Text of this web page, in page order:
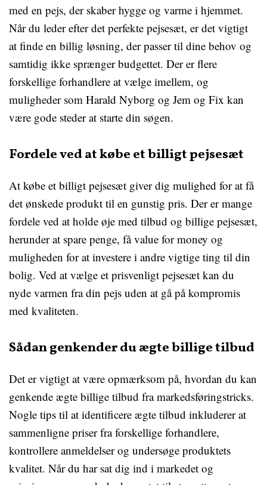
med en pejs, der skaber hygge og varme i hjemmet.
Når du leder efter det perfekte pejsesæt, er det vigtigt
at finde en billig løsning, der passer til dine behov og
samtidig ikke sprænger budgettet. Der er flere
forskellige forhandlere at vælge imellem, og
muligheder som Harald Nyborg og Jem og Fix kan
være gode steder at starte din søgen.
Fordele ved at købe et billigt pejsesæt
At købe et billigt pejsesæt giver dig mulighed for at få
det ønskede produkt til en gunstig pris. Der er mange
fordele ved at holde øje med tilbud og billige pejsesæt,
herunder at spare penge, få value for money og
muligheden for at investere i andre vigtige ting til din
bolig. Ved at vælge et prisvenligt pejsesæt kan du
nyde varmen fra din pejs uden at gå på kompromis
med kvaliteten.
Sådan genkender du ægte billige tilbud
Det er vigtigt at være opmærksom på, hvordan du kan
genkende ægte billige tilbud fra markedsføringstricks.
Nogle tips til at identificere ægte tilbud inkluderer at
sammenligne priser fra forskellige forhandlere,
kontrollere anmeldelser og undersøge produktets
kvalitet. Når du har sat dig ind i markedet og